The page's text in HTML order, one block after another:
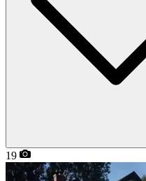
19